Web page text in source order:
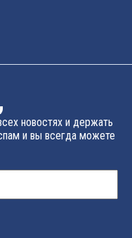
новостях и держать
и вы всегда можете